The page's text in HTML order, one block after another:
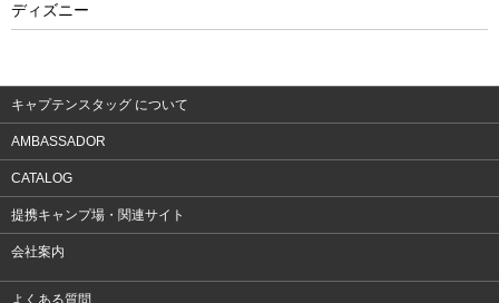
ウェア
ディズニー
キャプテンスタッグ について
AMBASSADOR
CATALOG
提携キャンプ場・関連サイト
会社案内
よくある質問